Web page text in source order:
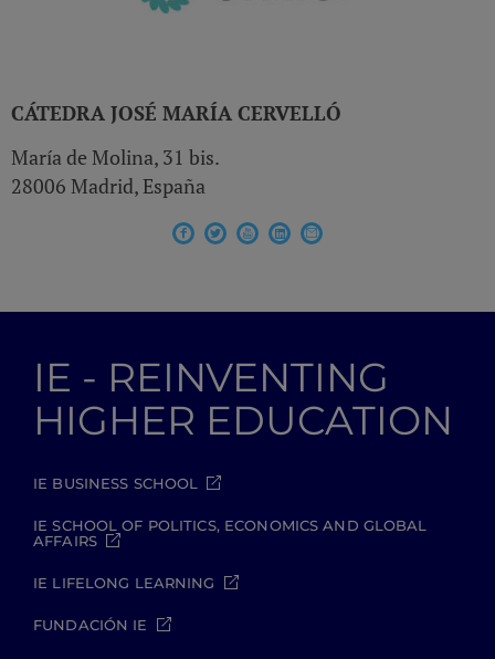
CÁTEDRA JOSÉ MARÍA CERVELLÓ
María de Molina, 31 bis.
28006 Madrid, España
IE - REINVENTING
HIGHER EDUCATION
IE BUSINESS SCHOOL
IE SCHOOL OF POLITICS, ECONOMICS AND GLOBAL
AFFAIRS
IE LIFELONG LEARNING
FUNDACIÓN IE